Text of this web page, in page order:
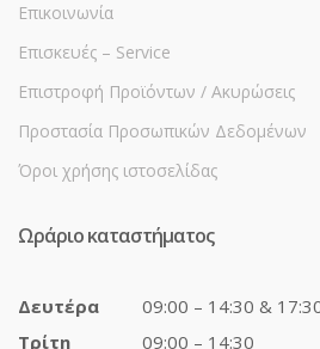
Επικοινωνία
Επισκευές – Service
Επιστροφή Προϊόντων / Ακυρώσεις
Προστασία Προσωπικών Δεδομένων
Όροι χρήσης ιστοσελίδας
Ωράριο καταστήματος
Δευτέρα
09:00 – 14:30 &
Τρίτη
09:00 – 14:30